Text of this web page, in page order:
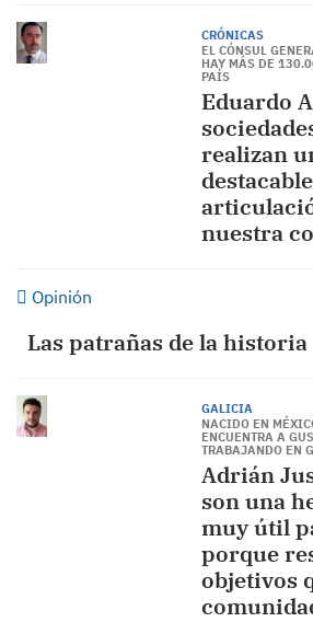
CRÓNICAS
EL CÓNSUL
HAY MÁS DE
PAÍS
Eduardo
realizan
nuestra
Opinión
Las patrañas de la historia
GALICIA
NACIDO EN
ENCUENTRA A
TRABAJANDO EN
Adrián
son una
muy útil
porque
objetivos